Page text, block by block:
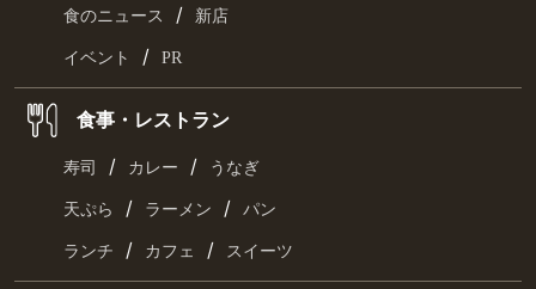
食のニュース / 新店
イベント / PR
食事・レストラン
寿司 / カレー / うなぎ
天ぷら / ラーメン / パン
ランチ / カフェ / スイーツ